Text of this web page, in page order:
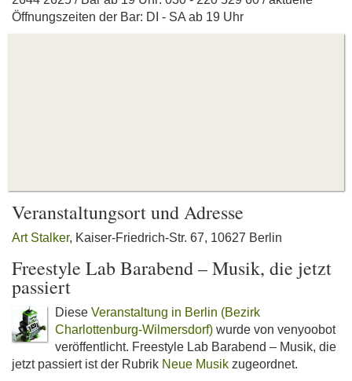
Öffnungszeiten der Bar: DI - SA ab 19 Uhr
Veranstaltungsort und Adresse
Art Stalker, Kaiser-Friedrich-Str. 67, 10627 Berlin
Freestyle Lab Barabend – Musik, die jetzt
passiert
Diese Veranstaltung in Berlin (Bezirk
Charlottenburg-Wilmersdorf) wurde von venyoobot
veröffentlicht. Freestyle Lab Barabend – Musik, die
jetzt passiert ist der Rubrik Neue Musik zugeordnet.